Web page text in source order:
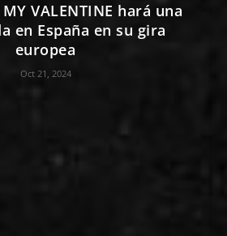
MY VALENTINE hará una
en España en su gira
europea
Oct 21, 2024